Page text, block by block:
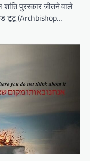
पुरस्कार जीतने वाले
टूटू (Archbishop…